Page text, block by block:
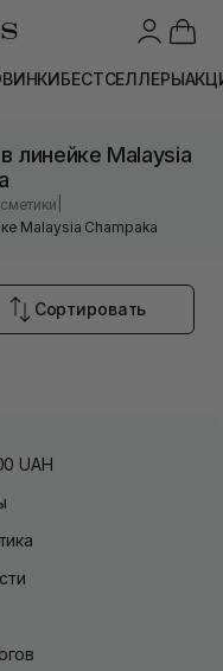
БЕСТСЕЛЛЕРЫ
линейке Malaysia
Malaysia Champaka
Сортировать
UAH